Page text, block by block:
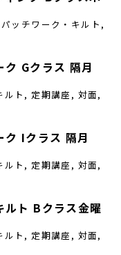
パッチワーク・キルト ,
ク Gクラス 隔月
ルト , 定期講座 , 対面,
ク Iクラス 隔月
ルト , 定期講座 , 対面,
ルト Bクラス金曜
ルト , 定期講座 , 対面,